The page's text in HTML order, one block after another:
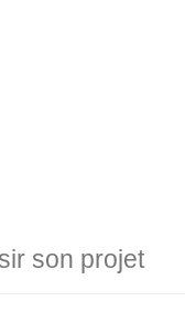
son projet